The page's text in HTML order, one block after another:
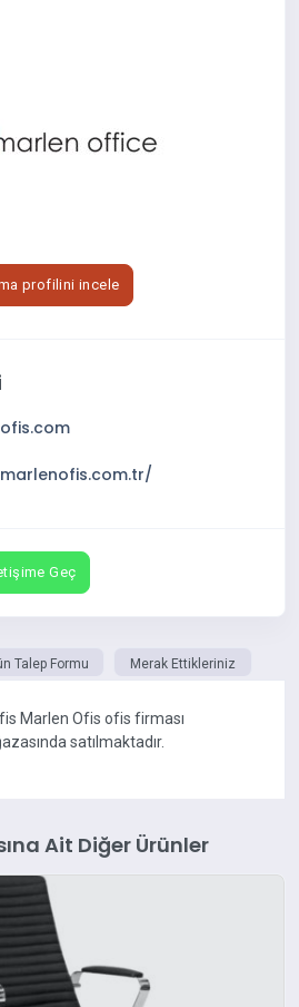
profilini incele
Geç
Talep Formu Merak Ettikleriniz
Marlen Ofis ofis firması
satılmaktadır.
Ait Diğer Ürünler